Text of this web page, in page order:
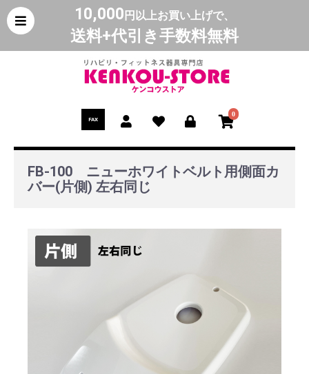
10,000 円以上お買い上げで、
送料+代引き手数料無料
FAX
0
FB-100 ニューホワイトベルト用側面カ
バー(片側) 左右同じ